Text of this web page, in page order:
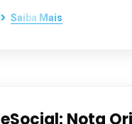
Saiba Mais
eSocial: Nota